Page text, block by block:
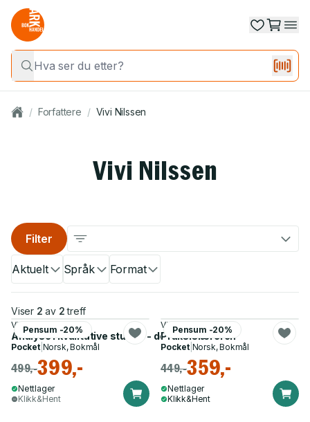
/ Forfattere / Vivi Nilssen
Vivi Nilssen
Aktuelt Språk Format
Filter
Viser 2 av 2 treff
Pensum -20%
Vivi Nilssen
Analyse i kvalitative studier - den skrivende forskeren
Pocket| Norsk, Bokmål
499,-399,-
Nettlager
Klikk&Hent
Pensum -20%
Vivi Nilssen
Praksislæreren
Pocket| Norsk, Bokmål
449,-359,-
Nettlager
Klikk&Hent